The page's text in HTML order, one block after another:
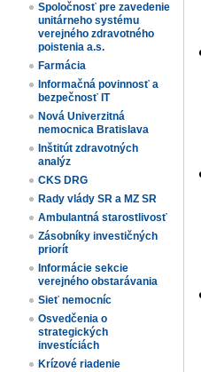
Spoločnosť pre zavedenie
unitárneho systému
verejného zdravotného
poistenia a.s.
Farmácia
Informačná povinnosť a
bezpečnosť IT
Nová Univerzitná
nemocnica Bratislava
Inštitút zdravotných
analýz
CKS DRG
Rady vlády SR a MZ SR
Ambulantná starostlivosť
Zásobníky investičných
priorít
Informácie sekcie
verejného obstarávania
Sieť nemocníc
Osvedčenia o
strategických
investíciách
Krízové riadenie